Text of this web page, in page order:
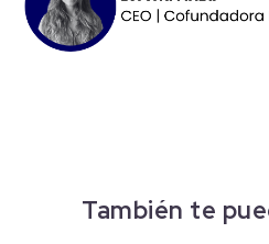
También te